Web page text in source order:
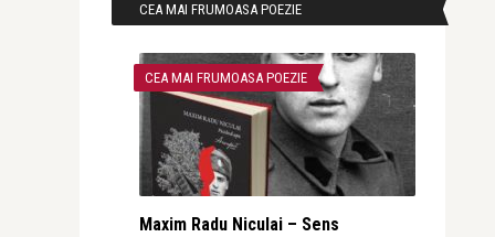
CEA MAI FRUMOASA POEZIE
CEA MAI FRUMOASA POEZIE
Maxim Radu Niculai – Sens